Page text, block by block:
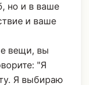
но и в ваше
и ваше
вещи, вы
"Я
Я выбираю